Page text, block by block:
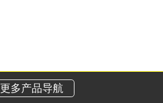
更多产品导航